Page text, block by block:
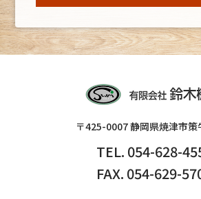
〒425-0007 静岡県焼津市
TEL. 054-628-
FAX. 054-629-